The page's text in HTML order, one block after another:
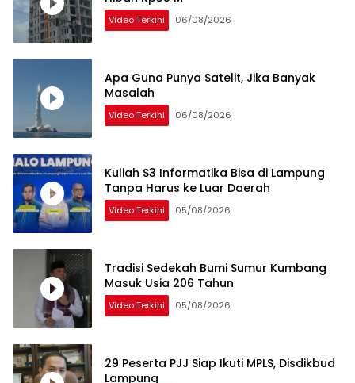
Video Terkini 06/08/2026
Apa Guna Punya Satelit, Jika Banyak
Masalah
Video Terkini 06/08/2026
Kuliah S3 Informatika Bisa di Lampung
Tanpa Harus ke Luar Daerah
Video Terkini 05/08/2026
Tradisi Sedekah Bumi Sumur Kumbang
Masuk Usia 206 Tahun
Video Terkini 05/08/2026
29 Peserta PJJ Siap Ikuti MPLS, Disdikbud
Lampung